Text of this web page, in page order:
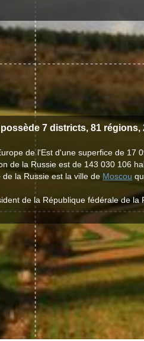
7 districts, 81 régions,
de l'Est d'une superfice de 17
de la Russie est de 143 030 106
de la Russie est la ville de Moscou
de la République fédérale de la